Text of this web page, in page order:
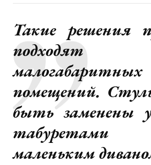
Такие решения
малогабаритных
помещений.
быть заменены
маленьким